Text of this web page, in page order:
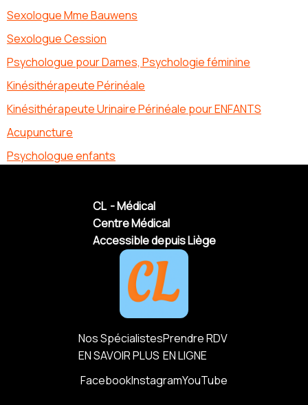
Sexologue Mme Bauwens
Sexologue Cession
Psychologue pour Dames, Psychologie féminine
Kinésithérapeute Périnéale
Kinésithérapeute Urinaire Périnéale pour ENFANTS
Acupuncture
Psychologue enfants
CL - Médical
Centre Médical
Accessible depuis Liège
Nos Spécialistes
EN SAVOIR PLUS
Prendre RDV
EN LIGNE
FacebookInstagramYouTube